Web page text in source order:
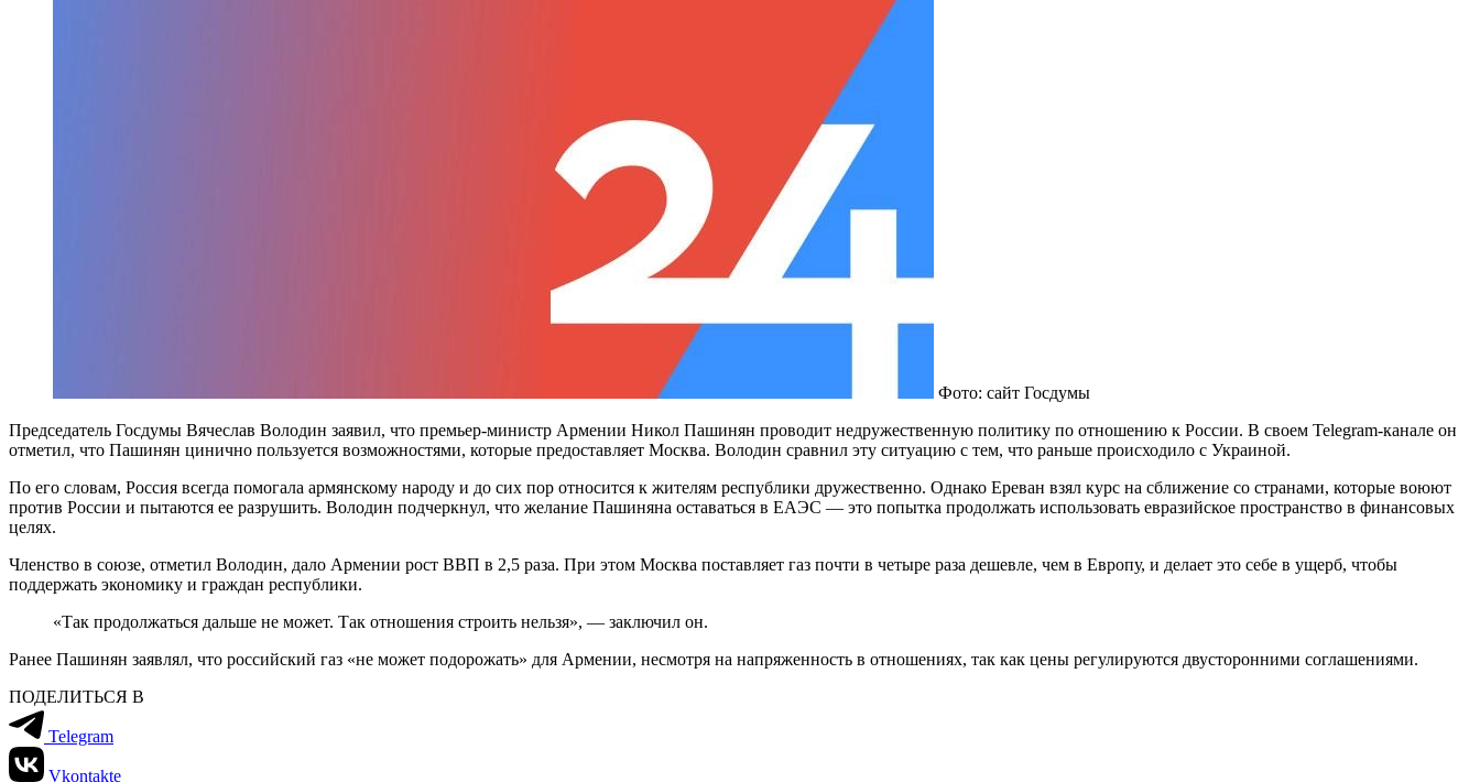
Фото: сайт Госдумы
Председатель Госдумы Вячеслав Володин заявил, что премьер-министр Армении Никол Пашинян проводит недружественную политику по отношению к России. В своем Telegram-канале он
отметил, что Пашинян цинично пользуется возможностями, которые предоставляет Москва. Володин сравнил эту ситуацию с тем, что раньше происходило с Украиной.
По его словам, Россия всегда помогала армянскому народу и до сих пор относится к жителям республики дружественно. Однако Ереван взял курс на сближение со странами, которые воюют
против России и пытаются ее разрушить. Володин подчеркнул, что желание Пашиняна оставаться в ЕАЭС — это попытка продолжать использовать евразийское пространство в финансовых
целях.
Членство в союзе, отметил Володин, дало Армении рост ВВП в 2,5 раза. При этом Москва поставляет газ почти в четыре раза дешевле, чем в Европу, и делает это себе в ущерб, чтобы
поддержать экономику и граждан республики.
«Так продолжаться дальше не может. Так отношения строить нельзя», — заключил он.
Ранее Пашинян заявлял, что российский газ «не может подорожать» для Армении, несмотря на напряженность в отношениях, так как цены регулируются двусторонними соглашениями.
ПОДЕЛИТЬСЯ В
Telegram
Vkontakte